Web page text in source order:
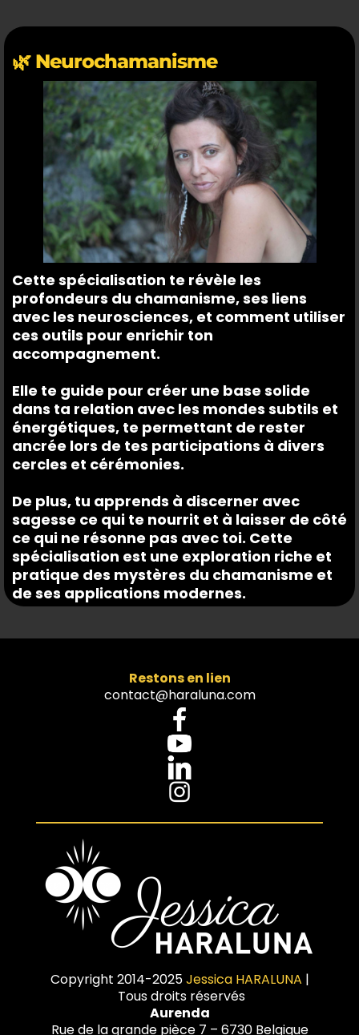
🌿 Neurochamanisme
Cette spécialisation te révèle les
profondeurs du chamanisme, ses liens
avec les neurosciences, et comment utiliser
ces outils pour enrichir ton
accompagnement.
Elle te guide pour créer une base solide
dans ta relation avec les mondes subtils et
énergétiques, te permettant de rester
ancrée lors de tes participations à divers
cercles et cérémonies.
De plus, tu apprends à discerner avec
sagesse ce qui te nourrit et à laisser de côté
ce qui ne résonne pas avec toi. Cette
spécialisation est une exploration riche et
pratique des mystères du chamanisme et
de ses applications modernes.
Restons en lien
contact@haraluna.com
Copyright 2014-2025Jessica HARALUNA |
Tous droits réservés
Aurenda
Rue de la grande pièce 7 – 6730 Belgique